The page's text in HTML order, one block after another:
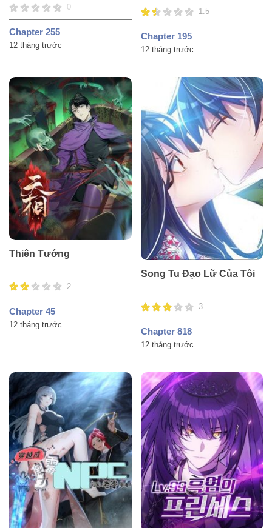
0
Chapter 255
12 tháng trước
1.5
Chapter 195
12 tháng trước
Thiên Tướng
2
Chapter 45
12 tháng trước
Song Tu Đạo Lữ Của Tôi
3
Chapter 818
12 tháng trước